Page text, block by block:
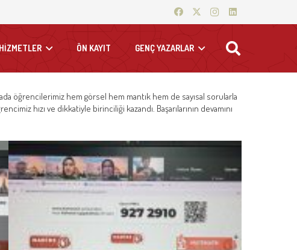
ÖN KAYIT GENÇ YAZARLAR
öğrencilerimiz hem görsel hem mantık hem de sayısal sorularla
hızı ve dikkatiyle birinciliği kazandı. Başarılarının devamını